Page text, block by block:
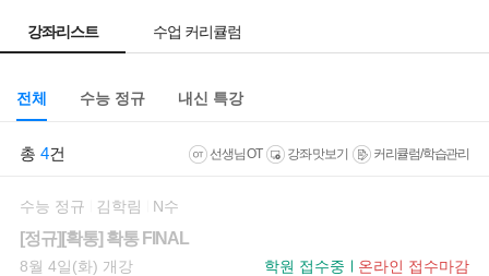
강좌리스트 수업 커리큘럼
전체 수능 정규 내신 특강
총 4건 선생님 OT 강좌 맛보기 커리큘럼/학습관리
수능 정규 김학림 N수
[정규][확통] 확통 FINAL
8월 4일(화) 개강 학원 접수중 온라인 접수마감